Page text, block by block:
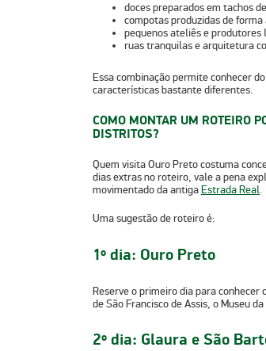
doces preparados em tachos
compotas produzidas de
pequenos ateliês e produtores
ruas tranquilas e arquitetura
Essa combinação permite conhecer
características bastante diferentes.
COMO MONTAR UM ROTEIRO
DISTRITOS?
Quem visita Ouro Preto costuma
dias extras no roteiro, vale a pena
movimentado da antigaEstrada Real.
Uma sugestão de roteiro é:
1º dia: Ouro Preto
Reserve o primeiro dia para
de São Francisco de Assis, o Museu
2º dia: Glaura e São